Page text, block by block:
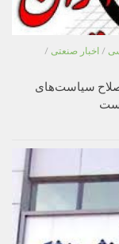
/ اخبار صنعتی /
سیاست‌های